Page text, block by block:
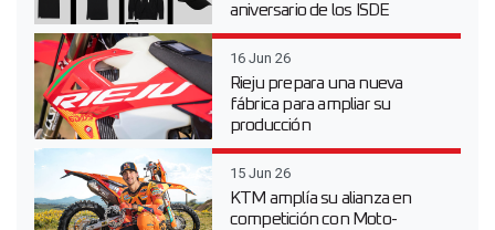
aniversario de los ISDE
16 Jun 26
Rieju prepara una nueva
fábrica para ampliar su
producción
15 Jun 26
KTM amplía su alianza en
competición con Moto-